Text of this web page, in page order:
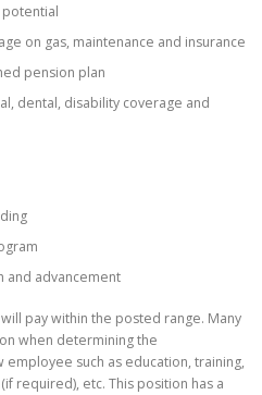
potential
on gas, maintenance and insurance
pension plan
dental, disability coverage and
and advancement
pay within the posted range. Many
when determining the
such as education, training,
required), etc. This position has a